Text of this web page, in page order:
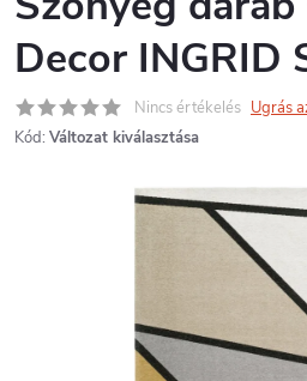
Decor INGRID
Nincs értékelés Ugrás
Kód: Változat kiválasztása